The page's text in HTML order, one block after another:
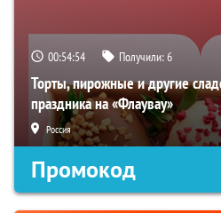
00:54:53 Получили:6
Торты, пирожные и другие
праздника на «Флаувау»
Россия
Промокод